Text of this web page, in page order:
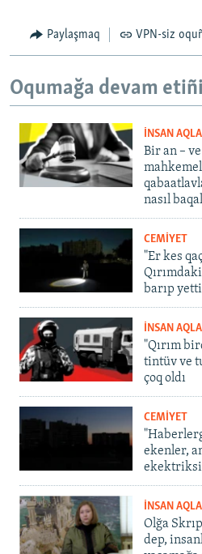
Paylaşmaq VPN-siz
Oqumağa devam
İNSAN
Bir an – ve
nasıl
CEMİYET
"Er kes
barıp yetti
İNSAN
"Qırım
tintüv ve
çoq oldı
CEMİYET
ekenler,
İNSAN
Olğa
dep,